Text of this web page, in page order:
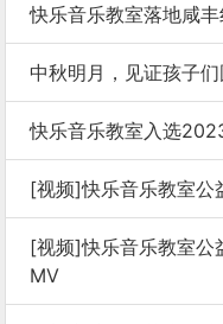
快乐音乐教室落地咸
中秋明月，见证孩子
快乐音乐教室入选
[视频]快乐音乐教室公
[视频]快乐音乐教室公
MV